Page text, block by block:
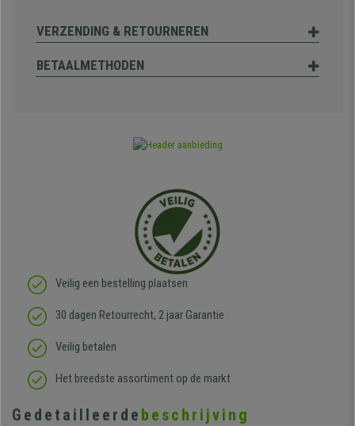
VERZENDING & RETOURNEREN
BETAALMETHODEN
Veilig een bestelling plaatsen
30 dagen Retourrecht, 2 jaar Garantie
Veilig betalen
Het breedste assortiment op de markt
Gedetailleerde beschrijving